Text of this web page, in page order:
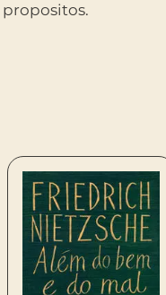
propositos.